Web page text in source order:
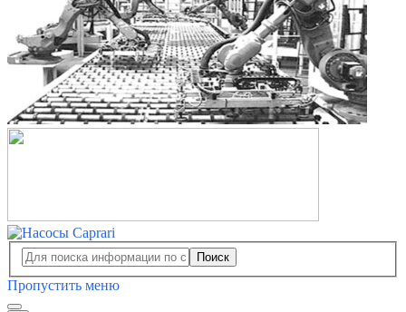
Поиск
Пропустить меню